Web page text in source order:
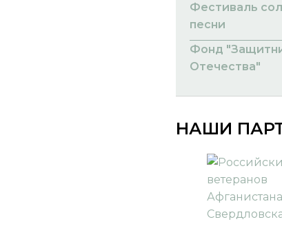
Фестиваль
песни
Фонд
Отечества"
НАШИ